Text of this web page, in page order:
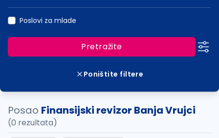
Poslovi za mlade
Pretražite
Poništite filtere
Posao Finansijski revizor Banja Vrujci
(0 rezultata)